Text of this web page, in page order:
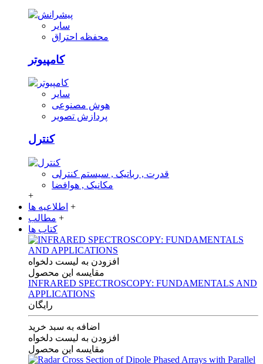
سایر
محفظه احتراق
کامپیوتر
سایر
هوش مصنوعی
پردازش تصویر
کنترل
قدرت , رباتیک , سیستم کنترلی
مکانیک , هوافضا
+
اطلاعیه ها +
مطالب +
کتاب ها
افزودن به لیست دلخواه
مقایسه این محصول
INFRARED SPECTROSCOPY: FUNDAMENTALS AND
APPLICATIONS
رایگان
اضافه به سبد خرید
افزودن به لیست دلخواه
مقایسه این محصول